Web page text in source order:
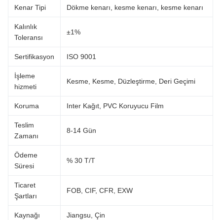
Kenar Tipi Dökme kenarı, kesme kenarı, kesme kenarı
Kalınlık
Toleransı
±1%
Sertifikasyon ISO 9001
İşleme
hizmeti
Kesme, Kesme, Düzleştirme, Deri Geçimi
Koruma Inter Kağıt, PVC Koruyucu Film
Teslim
Zamanı
8-14 Gün
Ödeme
Süresi
% 30 T/T
Ticaret
Şartları
FOB, CIF, CFR, EXW
Kaynağı Jiangsu, Çin